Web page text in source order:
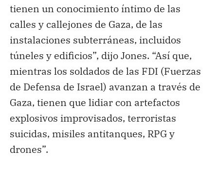
tienen un conocimiento íntimo de las
calles y callejones de Gaza, de las
instalaciones subterráneas, incluidos
túneles y edificios”, dijo Jones. “Así que,
mientras los soldados de las FDI (Fuerzas
de Defensa de Israel) avanzan a través de
Gaza, tienen que lidiar con artefactos
explosivos improvisados, terroristas
suicidas, misiles antitanques, RPG y
drones”.